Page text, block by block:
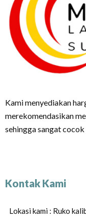
Kami menyediakan
merekomendasikan
sehingga sangat
Kontak Kami
Lokasi kami : Ruko